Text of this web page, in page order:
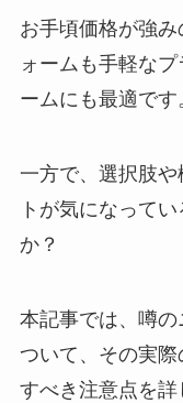
お手頃価格が強
ォームも手軽な
ームにも最適です
一方で、選択肢
トが気になって
か？
本記事では、噂
ついて、その実
すべき注意点を詳